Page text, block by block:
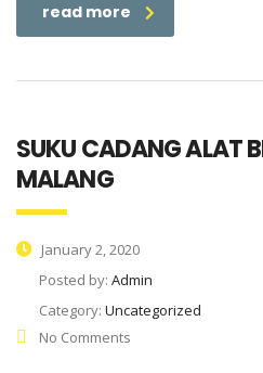
read more
SUKU CADANG ALAT
MALANG
January 2, 2020
Posted by: Admin
Category: Uncategorized
No Comments